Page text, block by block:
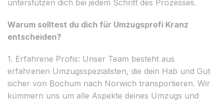
unterstützen dich bei jedem Schritt des Prozesses.
Warum solltest du dich für Umzugsprofi Kranz
entscheiden?
1. Erfahrene Profis: Unser Team besteht aus
erfahrenen Umzugsspezialisten, die dein Hab und Gut
sicher von Bochum nach Norwich transportieren. Wir
kümmern uns um alle Aspekte deines Umzugs und